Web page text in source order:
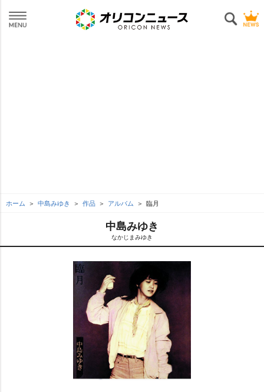
ホーム 中島みゆき 作品 アルバム 臨月
中島みゆき
なかじまみゆき